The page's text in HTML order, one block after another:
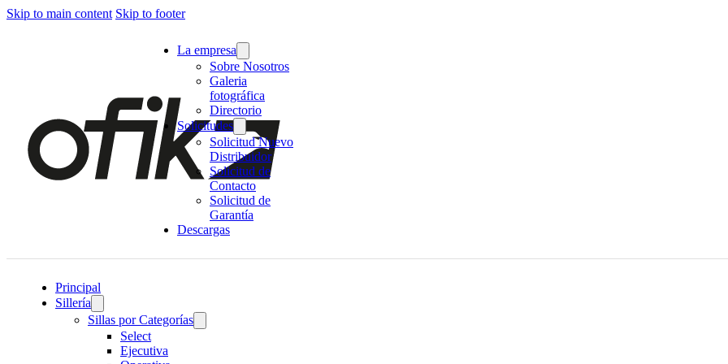
Skip to main content Skip to footer
La empresa
Sobre Nosotros
Galeria
fotográfica
Directorio
Solicitudes
Solicitud Nuevo
Distribuidor
Solicitud de
Contacto
Solicitud de
Garantía
Descargas
Principal
Sillería
Sillas por Categorías
Select
Ejecutiva